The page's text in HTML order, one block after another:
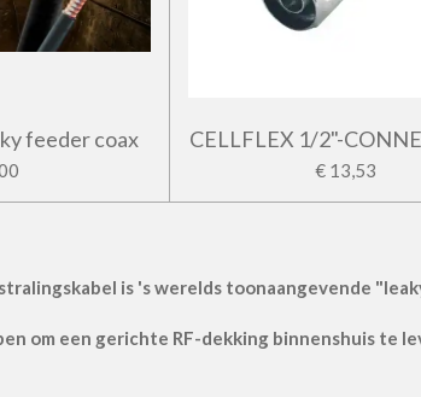
feeder coax CELLFLEX 1/2"-
€ 13,53
stralingskabel is 's werelds toonaangevende
om een ​​gerichte RF-dekking binnenshuis te